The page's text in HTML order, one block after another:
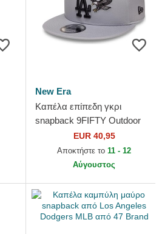
New Era
Καπέλα επίπεδη γκρι
snapback 9FIFTY Outdoor
Icon από Los Angeles
Dodgers MLB από New Era
EUR 40,95
Αποκτήστε το 11 - 12
Αύγουστος